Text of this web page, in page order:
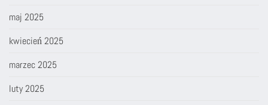
maj 2025
kwiecień 2025
marzec 2025
luty 2025